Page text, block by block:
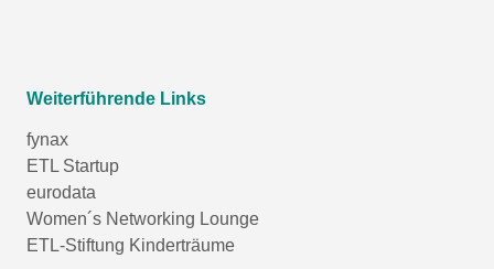
Weiterführende Links
fynax
ETL Startup
eurodata
Women´s Networking Lounge
ETL-Stiftung Kinderträume